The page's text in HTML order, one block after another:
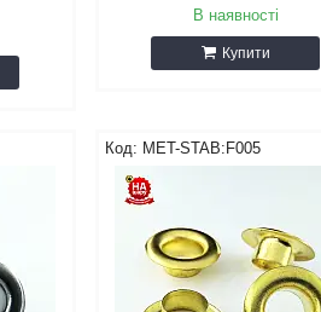
В наявності
Купити
MET-STAB:F005